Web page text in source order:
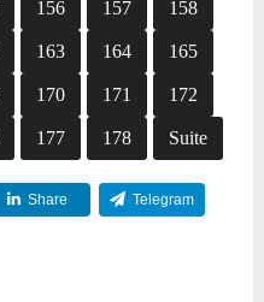
156 157 158
163 164 165
170 171 172
177 178 Suite
Share Telegram